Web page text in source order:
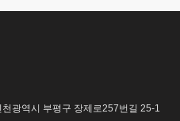
천광역시 부평구 장제로257번길 25-1